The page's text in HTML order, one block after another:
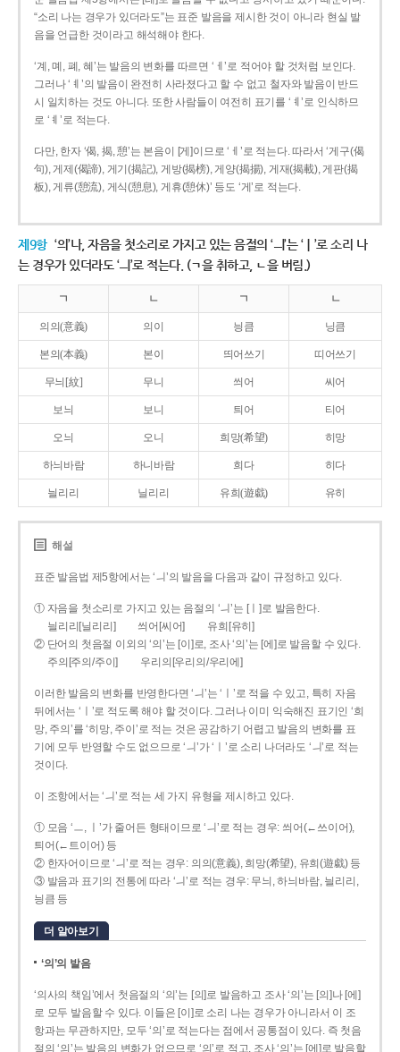
“소리 나는 경우가 있더라도”는 표준 발음을 제시한 것이 아니라 현실 발
음을 언급한 것이라고 해석해야 한다.
‘계, 몌, 폐, 혜’는 발음의 변화를 따르면 ‘ㅔ’로 적어야 할 것처럼 보인다.
그러나 ‘ㅖ’의 발음이 완전히 사라졌다고 할 수 없고 철자와 발음이 반드
시 일치하는 것도 아니다. 또한 사람들이 여전히 표기를 ‘ㅖ’로 인식하므
로 ‘ㅖ’로 적는다.
다만, 한자 ‘偈, 揭, 憩’는 본음이 [게]이므로 ‘ㅔ’로 적는다. 따라서 ‘게구(偈
句), 게제(偈諦), 게기(揭記), 게방(揭榜), 게양(揭揚), 게재(揭載), 게판(揭
板), 게류(憩流), 게식(憩息), 게휴(憩休)’ 등도 ‘게’로 적는다.
제9항 ‘의’나, 자음을 첫소리로 가지고 있는 음절의 ‘ㅢ’는 ‘ㅣ’로 소리 나
는 경우가 있더라도 ‘ㅢ’로 적는다. (ㄱ을 취하고, ㄴ을 버림.)
ㄱ ㄴ ㄱ ㄴ
의의(意義) 의이 닁큼 닝큼
본의(本義) 본이 띄어쓰기 띠어쓰기
무늬[紋] 무니 씌어 씨어
보늬 보니 틔어 티어
오늬 오니 희망(希望) 히망
하늬바람 하니바람 희다 히다
늴리리 닐리리 유희(遊戱) 유히
해설
표준 발음법 제5항에서는 ‘ㅢ’의 발음을 다음과 같이 규정하고 있다.
① 자음을 첫소리로 가지고 있는 음절의 ‘ㅢ’는 [ㅣ]로 발음한다.
늴리리[닐리리]
씌어[씨어]
유희[유히]
② 단어의 첫음절 이외의 ‘의’는 [이]로, 조사 ‘의’는 [에]로 발음할 수 있다.
주의[주의/주이]
우리의[우리의/우리에]
이러한 발음의 변화를 반영한다면 ‘ㅢ’는 ‘ㅣ’로 적을 수 있고, 특히 자음
뒤에서는 ‘ㅣ’로 적도록 해야 할 것이다. 그러나 이미 익숙해진 표기인 ‘희
망, 주의’를 ‘히망, 주이’로 적는 것은 공감하기 어렵고 발음의 변화를 표
기에 모두 반영할 수도 없으므로 ‘ㅢ’가 ‘ㅣ’로 소리 나더라도 ‘ㅢ’로 적는
것이다.
이 조항에서는 ‘ㅢ’로 적는 세 가지 유형을 제시하고 있다.
① 모음 ‘ㅡ, ㅣ’가 줄어든 형태이므로 ‘ㅢ’로 적는 경우: 씌어(←쓰이어),
틔어(←트이어) 등
② 한자어이므로 ‘ㅢ’로 적는 경우: 의의(意義), 희망(希望), 유희(遊戱) 등
③ 발음과 표기의 전통에 따라 ‘ㅢ’로 적는 경우: 무늬, 하늬바람, 늴리리,
닁큼 등
더 알아보기
‘의’의 발음
‘의사의 책임’에서 첫음절의 ‘의’는 [의]로 발음하고 조사 ‘의’는 [의]나 [에]
로 모두 발음할 수 있다. 이들은 [이]로 소리 나는 경우가 아니라서 이 조
항과는 무관하지만, 모두 ‘의’로 적는다는 점에서 공통점이 있다. 즉 첫음
절의 ‘의’는 발음의 변화가 없으므로 ‘의’로 적고, 조사 ‘의’는 [에]로 발음할